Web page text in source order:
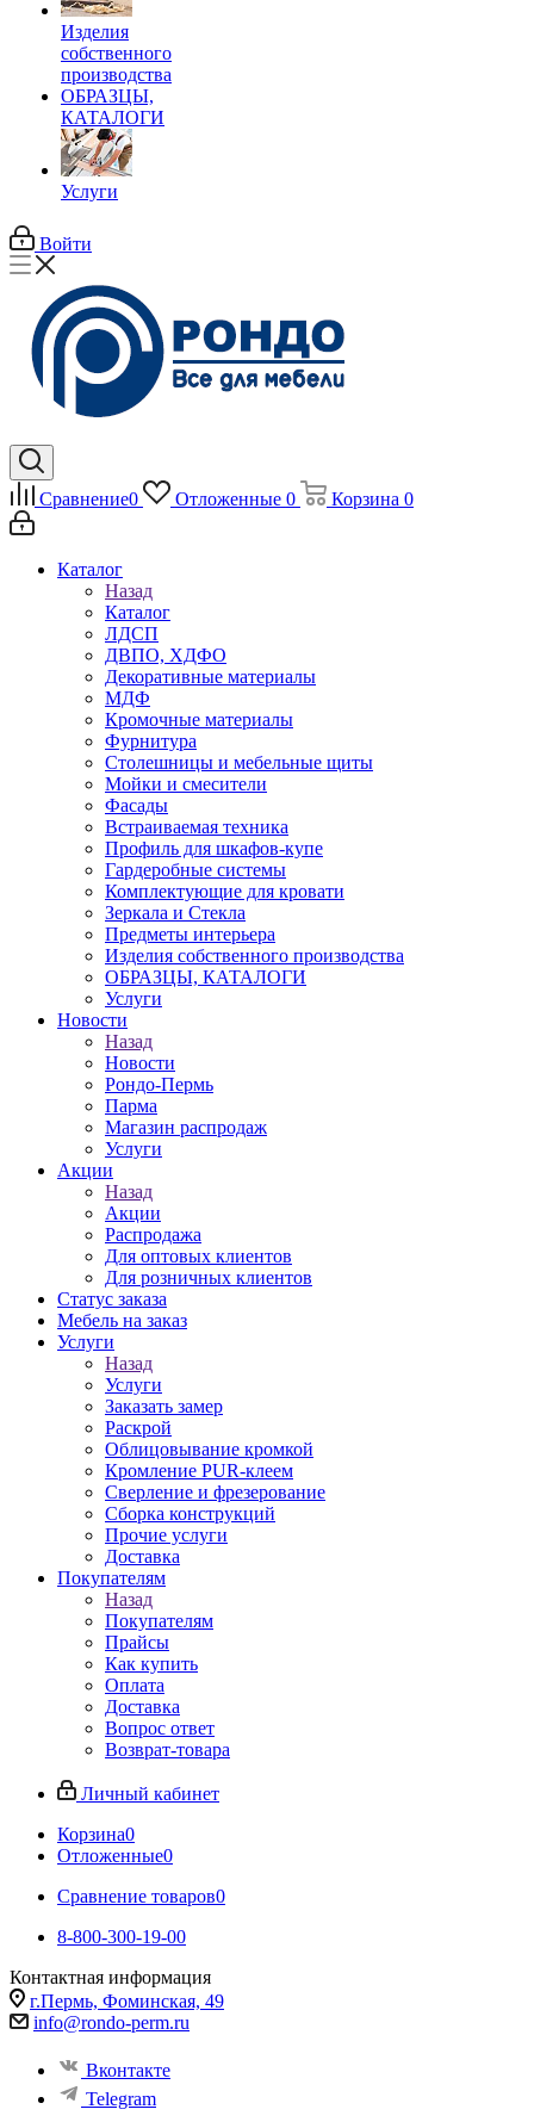
Изделия
собственного
производства
ОБРАЗЦЫ,
КАТАЛОГИ
Услуги
Войти
Сравнение0 Отложенные 0 Корзина 0
Каталог
Назад
Каталог
ЛДСП
ДВПО, ХДФО
Декоративные материалы
МДФ
Кромочные материалы
Фурнитура
Столешницы и мебельные щиты
Мойки и смесители
Фасады
Встраиваемая техника
Профиль для шкафов-купе
Гардеробные системы
Комплектующие для кровати
Зеркала и Стекла
Предметы интерьера
Изделия собственного производства
ОБРАЗЦЫ, КАТАЛОГИ
Услуги
Новости
Назад
Новости
Рондо-Пермь
Парма
Магазин распродаж
Услуги
Акции
Назад
Акции
Распродажа
Для оптовых клиентов
Для розничных клиентов
Статус заказа
Мебель на заказ
Услуги
Назад
Услуги
Заказать замер
Раскрой
Облицовывание кромкой
Кромление PUR-клеем
Сверление и фрезерование
Сборка конструкций
Прочие услуги
Доставка
Покупателям
Назад
Покупателям
Прайсы
Как купить
Оплата
Доставка
Вопрос ответ
Возврат-товара
Личный кабинет
Корзина0
Отложенные0
Сравнение товаров0
8-800-300-19-00
Контактная информация
г.Пермь, Фоминская, 49
info@rondo-perm.ru
Вконтакте
Telegram